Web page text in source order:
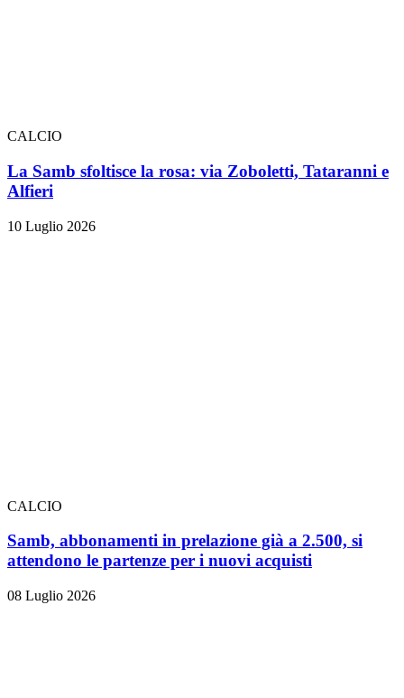
CALCIO
La Samb sfoltisce la rosa: via Zoboletti, Tataranni e
Alfieri
10 Luglio 2026
CALCIO
Samb, abbonamenti in prelazione già a 2.500, si
attendono le partenze per i nuovi acquisti
08 Luglio 2026